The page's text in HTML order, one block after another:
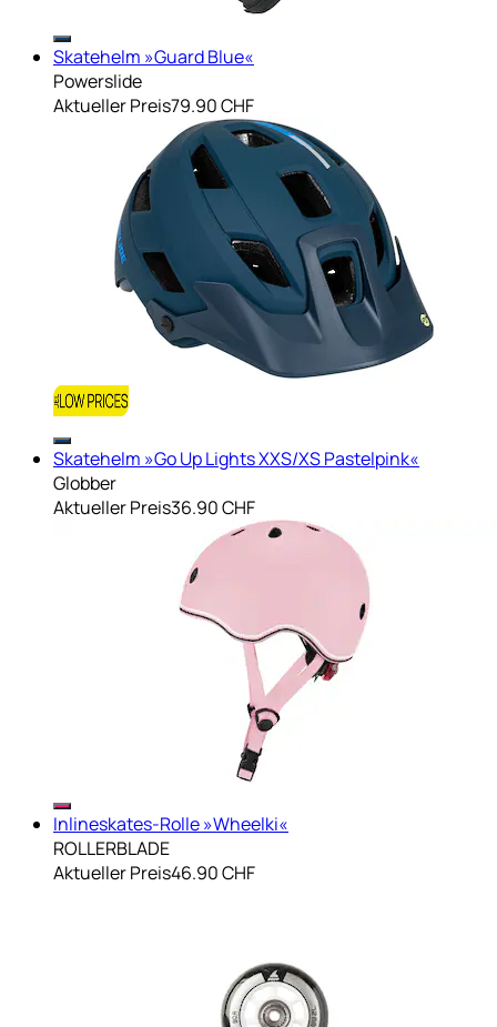
Skatehelm »Guard Blue«
Powerslide
Aktueller Preis79.90 CHF
Skatehelm »Go Up Lights XXS/XS Pastelpink«
Globber
Aktueller Preis36.90 CHF
Inlineskates-Rolle »Wheelki«
ROLLERBLADE
Aktueller Preis46.90 CHF